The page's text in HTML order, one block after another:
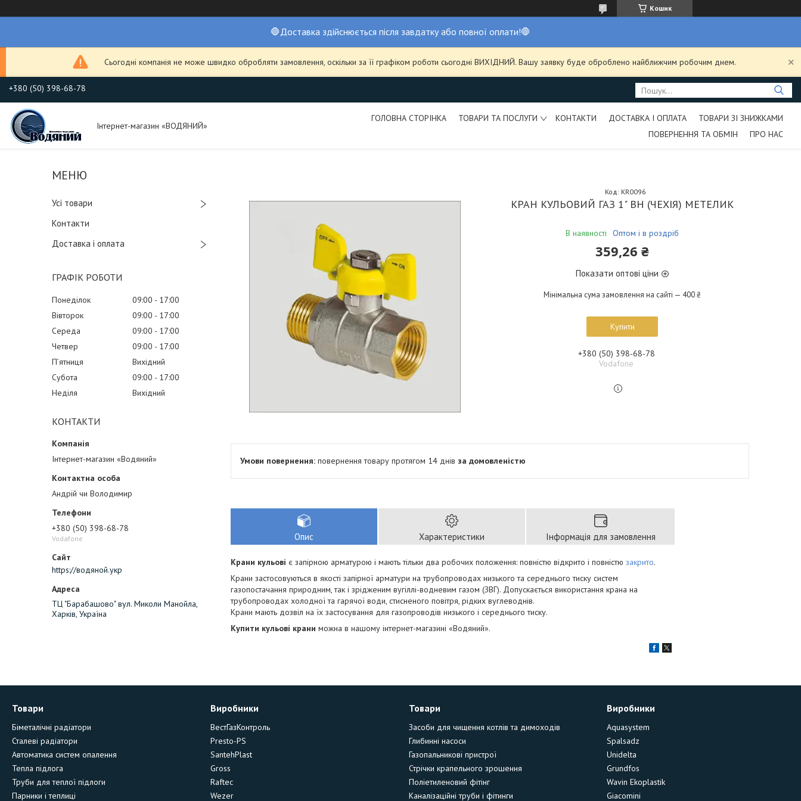
Кошик
🛑Доставка здійснюється після завдатку або повної оплати!🛑
Сьогодні компанія не може швидко обробляти замовлення, оскільки за її графіком роботи сьогодні ВИХІДНИЙ. Вашу заявку буде оброблено найближчим робочим днем.
+380 (50) 398-68-78
Інтернет-магазин «ВОДЯНИЙ»
ГОЛОВНА СТОРІНКА ТОВАРИ ТА ПОСЛУГИ КОНТАКТИ ДОСТАВКА І ОПЛАТА
ТОВАРИ ЗІ ЗНИЖКАМИ
ПОВЕРНЕННЯ ТА ОБМІН
ПРО НАС
Усі товари
Контакти
Доставка і оплата
ГРАФІК РОБОТИ
Понеділок 09:00
17:00
Вівторок
09:00
17:00
Середа
09:00
17:00
Четвер
09:00
17:00
Пʼятниця
Вихідний
Субота
09:00
17:00
Неділя
Вихідний
КОНТАКТИ
Інтернет-магазин «Водяний»
Андрій чи Володимир
+380 (50) 398-68-78
Vodafone
https://водяной.укр
ТЦ "Барабашово" вул. Миколи Манойла,
Харків, Україна
КРАН КУЛЬОВИЙ ГАЗ 1" ВН (ЧЕХІЯ) МЕТЕЛИК
В наявності Оптом і в роздріб
Код: KR0096
359,26 ₴
Показати оптові ціни
Мінімальна сума замовлення на сайті — 400 ₴
Купити
+380 (50) 398-68-78
Vodafone
повернення товару протягом 14 днів за домовленістю
Опис Характеристики Інформація для замовлення
Крани кульові є запірною арматурою і мають тільки два робочих положення: повністю відкрито і повністю закрито.
Крани застосовуються в якості запірної арматури на трубопроводах низького та середнього тиску систем
газопостачання природним, так і зрідженим вугіллі-водневим газом (ЗВГ). Допускається використання крана на
трубопроводах холодної та гарячої води, стисненого повітря, рідких вуглеводнів.
Крани мають дозвіл на їх застосування для газопроводів низького і середнього тиску.
Купити кульові крани можна в нашому інтернет-магазині «Водяний».
Товари
Біметалічні радіатори
Сталеві радіатори
Автоматика систем опалення
Тепла підлога
Труби для теплої підлоги
Парники і теплиці
Виробники
ВестГазКонтроль
Presto-PS
SantehPlast
Gross
Raftec
Wezer
Товари
Засоби для чищення котлів та димоходів
Глибинні насоси
Газопальникові пристрої
Стрічки крапельного зрошення
Поліетиленовий фітінг
Каналізаційні труби і фітинги
Виробники
Aquasystem
Spalsadz
Unidelta
Grundfos
Wavin Ekoplastik
Giacomini